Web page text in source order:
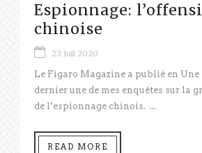
Espionnage:
chinoise
22 Juil 2020
Le Figaro Magazine a publié en Une
dernier une de mes enquêtes sur la
de l’espionnage chinois. ...
READ MORE